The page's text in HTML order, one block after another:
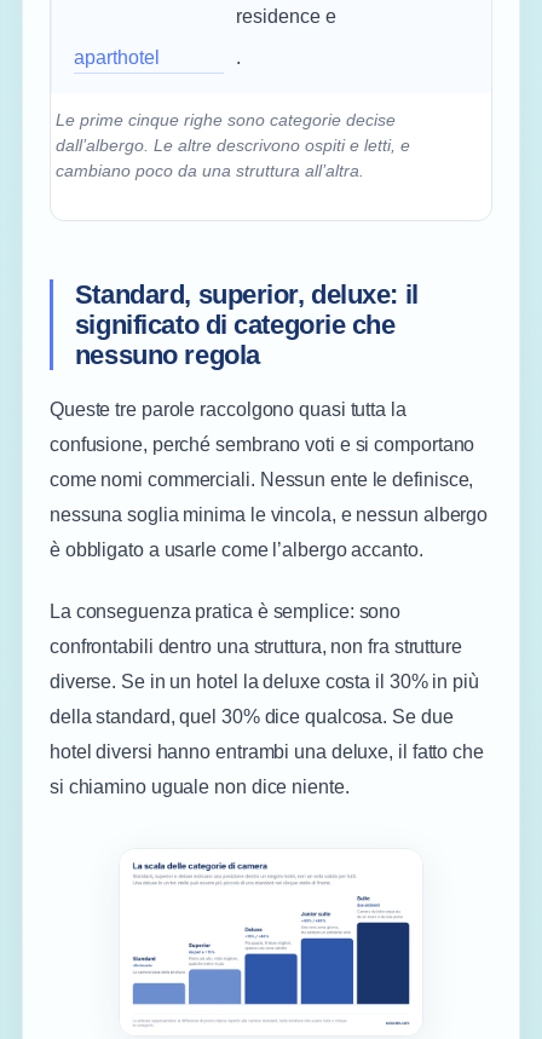
residence e
aparthotel
.
Le prime cinque righe sono categorie decise
dall’albergo. Le altre descrivono ospiti e letti, e
cambiano poco da una struttura all’altra.
Standard, superior, deluxe: il
significato di categorie che
nessuno regola
Queste tre parole raccolgono quasi tutta la
confusione, perché sembrano voti e si comportano
come nomi commerciali. Nessun ente le definisce,
nessuna soglia minima le vincola, e nessun albergo
è obbligato a usarle come l’albergo accanto.
La conseguenza pratica è semplice: sono
confrontabili dentro una struttura, non fra strutture
diverse. Se in un hotel la deluxe costa il 30% in più
della standard, quel 30% dice qualcosa. Se due
hotel diversi hanno entrambi una deluxe, il fatto che
si chiamino uguale non dice niente.